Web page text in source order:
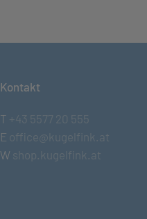
Kontakt
T +43 5577 20 555
E office@kugelfink.at
W shop.kugelfink.at